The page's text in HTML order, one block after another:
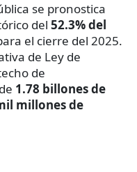
se pronostica
del 52.3% del
el cierre del 2025.
de Ley de
de
1.78 billones de
millones de